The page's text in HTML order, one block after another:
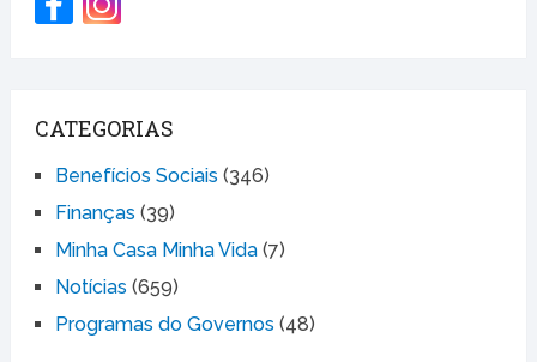
CATEGORIAS
Benefícios Sociais (346)
Finanças (39)
Minha Casa Minha Vida(7)
Notícias (659)
Programas do Governos (48)